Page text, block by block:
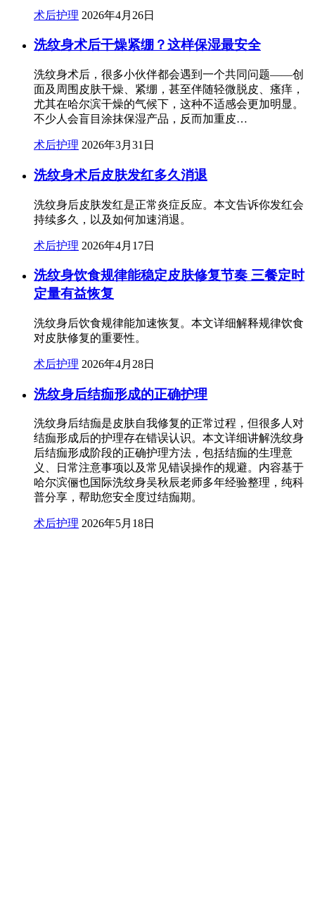
术后护理 2026年4月26日
洗纹身术后干燥紧绷？这样保湿最安全
洗纹身术后，很多小伙伴都会遇到一个共同问题——创
面及周围皮肤干燥、紧绷，甚至伴随轻微脱皮、瘙痒，
尤其在哈尔滨干燥的气候下，这种不适感会更加明显。
不少人会盲目涂抹保湿产品，反而加重皮…
术后护理 2026年3月31日
洗纹身术后皮肤发红多久消退
洗纹身后皮肤发红是正常炎症反应。本文告诉你发红会
持续多久，以及如何加速消退。
术后护理 2026年4月17日
洗纹身饮食规律能稳定皮肤修复节奏 三餐定时
定量有益恢复
洗纹身后饮食规律能加速恢复。本文详细解释规律饮食
对皮肤修复的重要性。
术后护理 2026年4月28日
洗纹身后结痂形成的正确护理
洗纹身后结痂是皮肤自我修复的正常过程，但很多人对
结痂形成后的护理存在错误认识。本文详细讲解洗纹身
后结痂形成阶段的正确护理方法，包括结痂的生理意
义、日常注意事项以及常见错误操作的规避。内容基于
哈尔滨俪也国际洗纹身吴秋辰老师多年经验整理，纯科
普分享，帮助您安全度过结痂期。
术后护理 2026年5月18日